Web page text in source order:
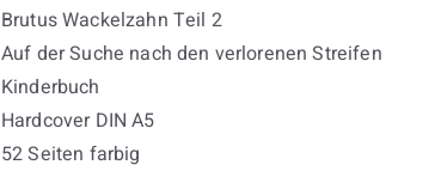
Brutus Wackelzahn Teil 2
Auf der Suche nach den verlorenen Streifen
Kinderbuch
Hardcover DIN A5
52 Seiten farbig